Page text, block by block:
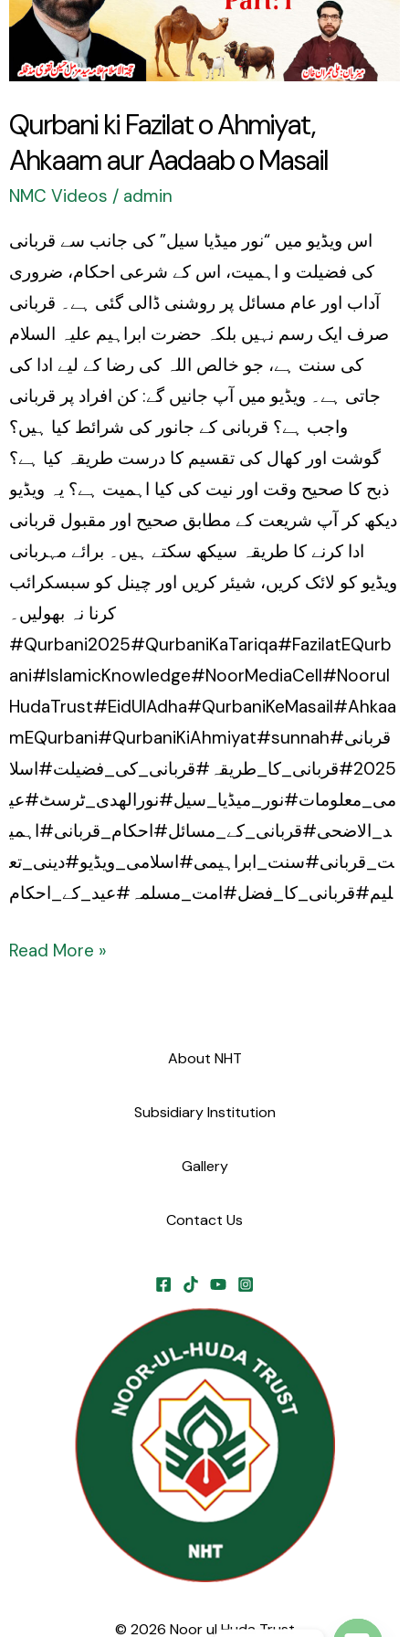
Qurbani ki Fazilat o Ahmiyat,
Ahkaam aur Aadaab o Masail
NMC Videos / admin
اس ویڈیو میں “نور میڈیا سیل” کی جانب سے قربانی
کی فضیلت و اہمیت، اس کے شرعی احکام، ضروری
آداب اور عام مسائل پر روشنی ڈالی گئی ہے۔ قربانی
صرف ایک رسم نہیں بلکہ حضرت ابراہیم علیہ السلام
کی سنت ہے، جو خالص اللہ کی رضا کے لیے ادا کی
جاتی ہے۔ ویڈیو میں آپ جانیں گے: کن افراد پر قربانی
واجب ہے؟ قربانی کے جانور کی شرائط کیا ہیں؟
گوشت اور کھال کی تقسیم کا درست طریقہ کیا ہے؟
ذبح کا صحیح وقت اور نیت کی کیا اہمیت ہے؟ یہ ویڈیو
دیکھ کر آپ شریعت کے مطابق صحیح اور مقبول قربانی
ادا کرنے کا طریقہ سیکھ سکتے ہیں۔ برائے مہربانی
ویڈیو کو لائک کریں، شیئر کریں اور چینل کو سبسکرائب
کرنا نہ بھولیں۔
#Qurbani2025#QurbaniKaTariqa#FazilatEQurb
ani#IslamicKnowledge#NoorMediaCell#Noorul
HudaTrust#EidUlAdha#QurbaniKeMasail#Ahkaa
mEQurbani#QurbaniKiAhmiyat#sunnah#قربانی
2025#قربانی_کا_طریقہ#قربانی_کی_فضیلت#اسلا
می_معلومات#نور_میڈیا_سیل#نورالھدی_ٹرسٹ#عی
د_الاضحی#قربانی_کے_مسائل#احکام_قربانی#اہمی
ت_قربانی#سنت_ابراہیمی#اسلامی_ویڈیو#دینی_تع
لیم#قربانی_کا_فضل#امت_مسلمہ#عید_کے_احکام
Ahkaam
aur
o
Masail
Read More »
About NHT
Subsidiary Institution
Gallery
Contact Us
© 2026 Noor ul Huda Trust